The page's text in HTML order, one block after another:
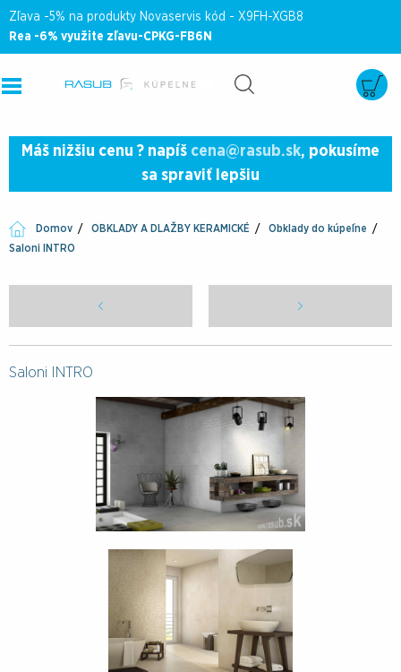
Zľava -5% na produkty Novaservis kód - X9FH-XGB8
Rea -6% využite zľavu-CPKG-FB6N
Máš nižšiu cenu ? napíš cena@rasub.sk, pokusíme
sa spraviť lepšiu
Domov OBKLADY A DLAŽBY KERAMICKÉ
Obklady do kúpeľne
Saloni INTRO
Saloni INTRO